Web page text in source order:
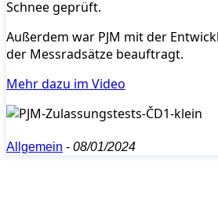
Schnee geprüft.
Außerdem war PJM mit der
der Messradsätze beauftragt.
Mehr dazu im Video
Allgemein - 08/01/2024